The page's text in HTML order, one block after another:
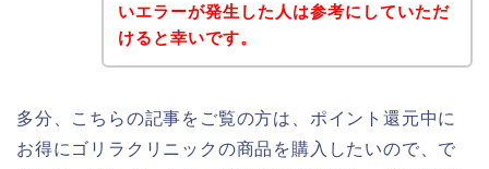
いエラーが発生した人は参考にしていただ
けると幸いです。
多分、こちらの記事をご覧の方は、ポイント還元中に
お得にゴリラクリニックの商品を購入したいので、で